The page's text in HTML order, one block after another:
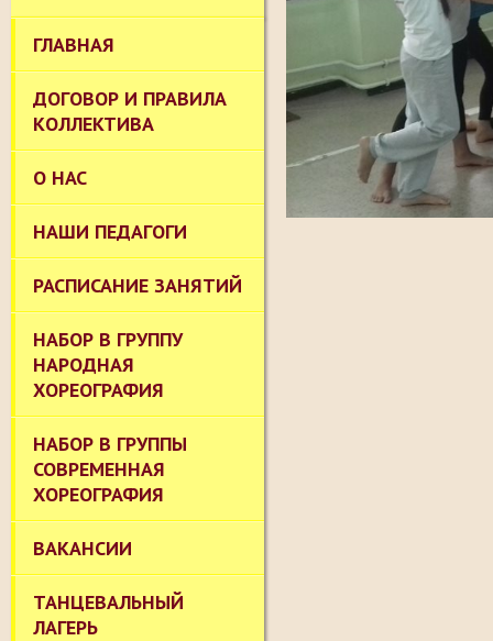
ГЛАВНАЯ
ДОГОВОР И ПРАВИЛА
КОЛЛЕКТИВА
О НАС
НАШИ ПЕДАГОГИ
РАСПИСАНИЕ ЗАНЯТИЙ
НАБОР В ГРУППУ
НАРОДНАЯ
ХОРЕОГРАФИЯ
НАБОР В ГРУППЫ
СОВРЕМЕННАЯ
ХОРЕОГРАФИЯ
ВАКАНСИИ
ТАНЦЕВАЛЬНЫЙ
ЛАГЕРЬ